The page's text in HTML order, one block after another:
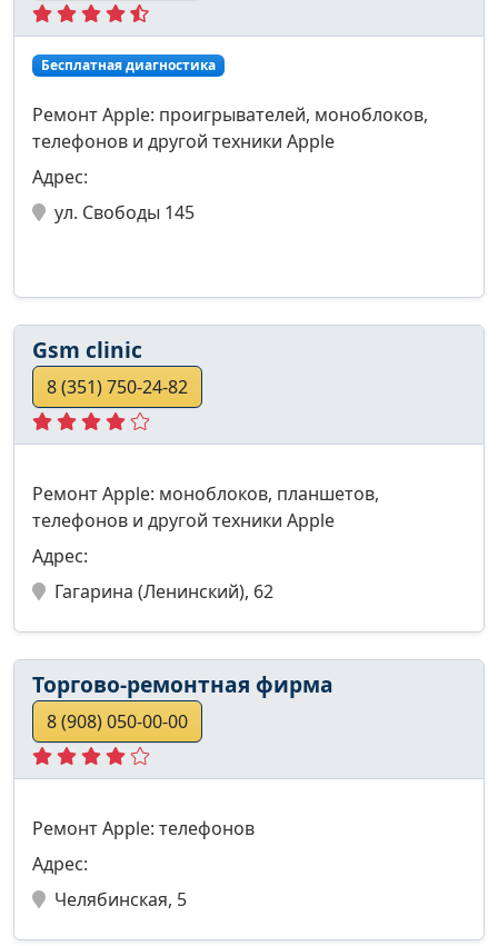
Бесплатная диагностика
Ремонт Apple: проигрывателей, моноблоков,
телефонов и другой техники Apple
Адрес:
ул. Свободы 145
Gsm clinic
8 (351) 750-24-82
Ремонт Apple: моноблоков, планшетов,
телефонов и другой техники Apple
Адрес:
Гагарина (Ленинский), 62
Торгово-ремонтная фирма
8 (908) 050-00-00
Ремонт Apple: телефонов
Адрес:
Челябинская, 5